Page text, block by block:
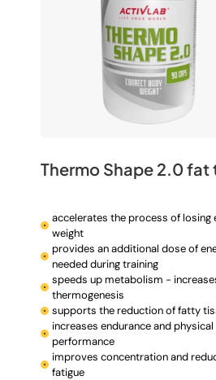
accelerates the process of losing
weight
provides an additional dose of
needed during training
speeds up metabolism -
thermogenesis
supports the reduction of fatty
increases endurance and physical
performance
improves concentration and
fatigue